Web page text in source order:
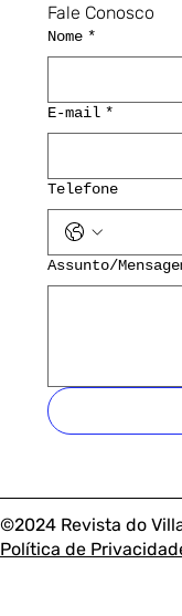
©2024 Revista do
Política de
Fale Conosco
Nome *
E-mail *
Telefone
Assunto/